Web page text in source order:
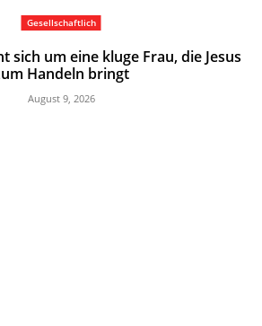
Gesellschaftlich
sich um eine kluge Frau, die Jesus
Handeln bringt
August 9, 2026